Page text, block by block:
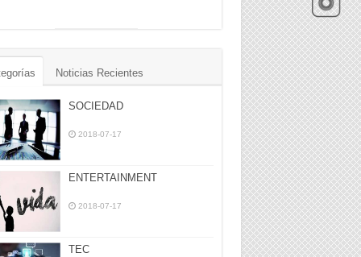
Noticias Recientes
SOCIEDAD
2018-07-17
ENTERTAINMENT
2018-07-17
TEC